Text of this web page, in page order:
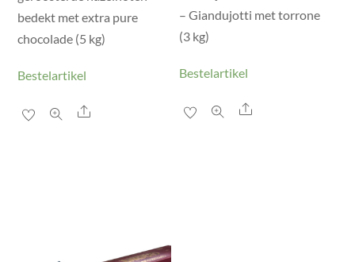
bedekt met extra pure
chocolade (5 kg)
Bestelartikel
Share
– Giandujotti met torrone
(3 kg)
Bestelartikel
Share